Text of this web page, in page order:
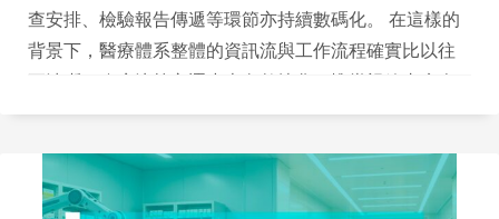
查安排、檢驗報告傳遞等環節亦持續數碼化。 在這樣的
背景下，醫療體系整體的資訊流與工作流程確實比以往
旅程稍為拉開，回到各部門及病房日常使用的醫療耗材
管理是否仍然停留在以「數量」為核心的傳統視角？